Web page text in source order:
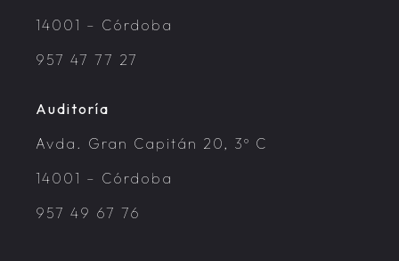
14001 – Córdoba
957 47 77 27
Auditoría
Avda. Gran Capitán 20, 3º C
14001 – Córdoba
957 49 67 76